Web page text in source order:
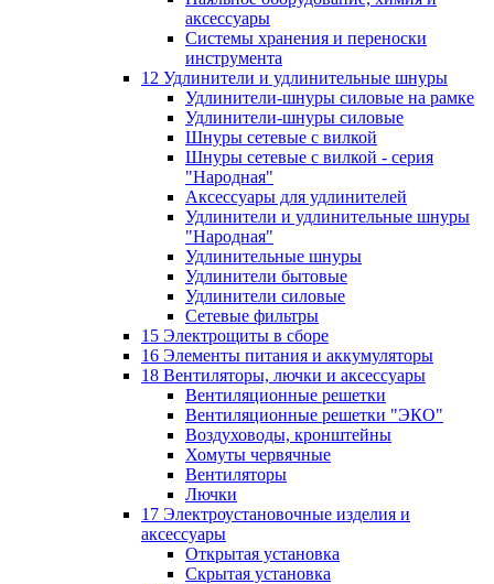
аксессуары
Системы хранения и переноски
инструмента
12 Удлинители и удлинительные шнуры
Удлинители-шнуры силовые на рамке
Удлинители-шнуры силовые
Шнуры сетевые с вилкой
Шнуры сетевые с вилкой - серия
"Народная"
Аксессуары для удлинителей
Удлинители и удлинительные шнуры
"Народная"
Удлинительные шнуры
Удлинители бытовые
Удлинители силовые
Сетевые фильтры
15 Электрощиты в сборе
16 Элементы питания и аккумуляторы
18 Вентиляторы, лючки и аксессуары
Вентиляционные решетки
Вентиляционные решетки "ЭКО"
Воздуховоды, кронштейны
Хомуты червячные
Вентиляторы
Лючки
17 Электроустановочные изделия и
аксессуары
Открытая установка
Скрытая установка